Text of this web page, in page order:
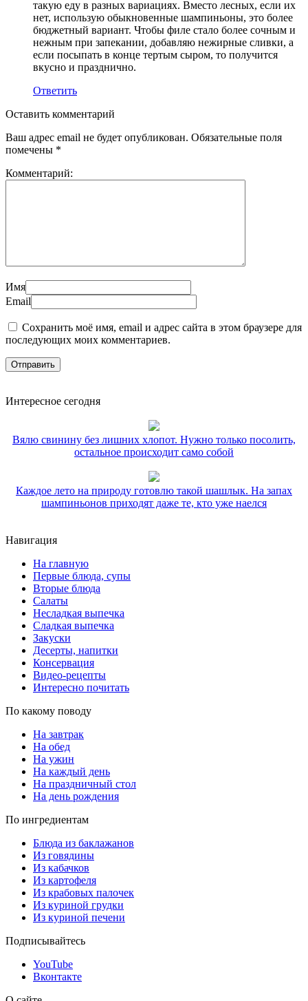
такую еду в разных вариациях. Вместо лесных, если их
нет, использую обыкновенные шампиньоны, это более
бюджетный вариант. Чтобы филе стало более сочным и
нежным при запекании, добавляю нежирные сливки, а
если посыпать в конце тертым сыром, то получится
вкусно и празднично.
Ответить
Оставить комментарий
Ваш адрес email не будет опубликован. Обязательные поля
помечены *
Комментарий:
Имя
Email
Сохранить моё имя, email и адрес сайта в этом браузере для
последующих моих комментариев.
Интересное сегодня
Вялю свинину без лишних хлопот. Нужно только посолить,
остальное происходит само собой
Каждое лето на природу готовлю такой шашлык. На запах
шампиньонов приходят даже те, кто уже наелся
Навигация
На главную
Первые блюда, супы
Вторые блюда
Салаты
Несладкая выпечка
Сладкая выпечка
Закуски
Десерты, напитки
Консервация
Видео-рецепты
Интересно почитать
По какому поводу
На завтрак
На обед
На ужин
На каждый день
На праздничный стол
На день рождения
По ингредиентам
Блюда из баклажанов
Из говядины
Из кабачков
Из картофеля
Из крабовых палочек
Из куриной грудки
Из куриной печени
Подписывайтесь
YouTube
Вконтакте